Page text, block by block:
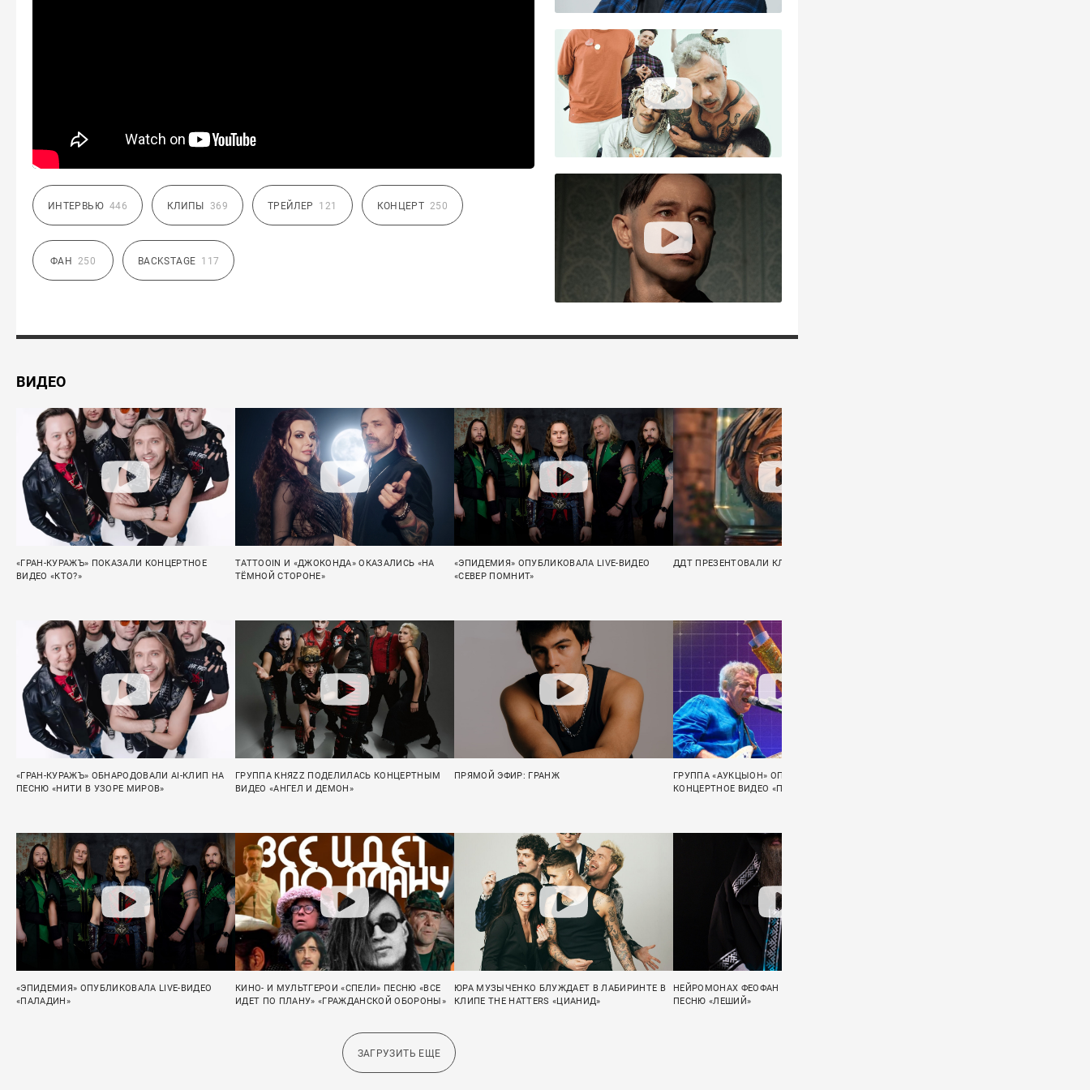
ИНТЕРВЬЮ 446 КЛИПЫ 369 ТРЕЙЛЕР 121 КОНЦЕРТ 250
ФАН 250 BACKSTAGE 117
ВИДЕО
«ГРАН-КУРАЖЪ» ПОКАЗАЛИ КОНЦЕРТНОЕ
ВИДЕО «КТО?»
TATTOOIN И «ДЖОКОНДА» ОКАЗАЛИСЬ «НА
ТЁМНОЙ СТОРОНЕ»
«ЭПИДЕМИЯ» ОПУБЛИКОВАЛА LIVE-ВИДЕО
«СЕВЕР ПОМНИТ»
ДДТ ПРЕЗЕНТОВАЛИ КЛИП «ХЕРЬ»
«ГРАН-КУРАЖЪ» ОБНАРОДОВАЛИ AI-КЛИП НА
ПЕСНЮ «НИТИ В УЗОРЕ МИРОВ»
ГРУППА КНЯZZ ПОДЕЛИЛАСЬ КОНЦЕРТНЫМ
ВИДЕО «АНГЕЛ И ДЕМОН»
ПРЯМОЙ ЭФИР: ГРАНЖ
ГРУППА «АУКЦЫОН» ОПУБЛИКОВАЛА
КОНЦЕРТНОЕ ВИДЕО «ПСАЛОМ 37»
«ЭПИДЕМИЯ» ОПУБЛИКОВАЛА LIVE-ВИДЕО
«ПАЛАДИН»
КИНО- И МУЛЬТГЕРОИ «СПЕЛИ» ПЕСНЮ «ВСЕ
ИДЕТ ПО ПЛАНУ» «ГРАЖДАНСКОЙ ОБОРОНЫ»
ЮРА МУЗЫЧЕНКО БЛУЖДАЕТ В ЛАБИРИНТЕ В
КЛИПЕ THE HATTERS «ЦИАНИД»
НЕЙРОМОНАХ ФЕОФАН ЭКРАНИЗИРОВАЛ
ПЕСНЮ «ЛЕШИЙ»
ЗАГРУЗИТЬ ЕЩЕ